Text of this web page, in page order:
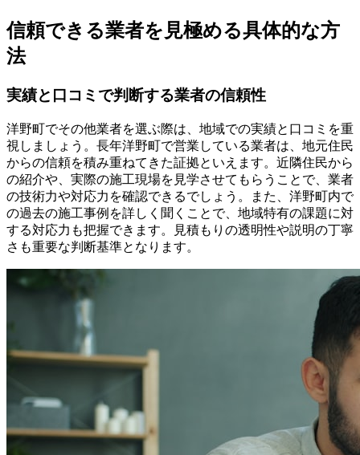
信頼できる業者を見極める具体的な方
法
実績と口コミで判断する業者の信頼性
洋野町でその他業者を選ぶ際は、地域での実績と口コミを重
視しましょう。長年洋野町で営業している業者は、地元住民
からの信頼を積み重ねてきた証拠といえます。近隣住民から
の紹介や、実際の施工現場を見学させてもらうことで、業者
の技術力や対応力を確認できるでしょう。また、洋野町内で
の過去の施工事例を詳しく聞くことで、地域特有の課題に対
する対応力も把握できます。見積もりの透明性や説明の丁寧
さも重要な判断基準となります。